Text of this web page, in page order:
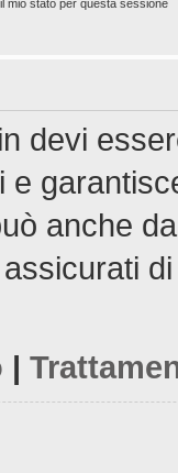
mio stato per questa sessione
devi
anche
|